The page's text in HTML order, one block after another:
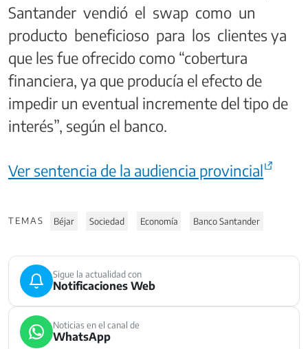
Santander vendió el swap como un
producto beneficioso para los clientes ya
que les fue ofrecido como “cobertura
financiera, ya que producía el efecto de
impedir un eventual incremente del tipo de
interés”, según el banco.
Ver sentencia de la audiencia provincial
TEMAS Béjar Sociedad Economía Banco Santander
Sigue la actualidad con
Notificaciones Web
Noticias en el canal de
WhatsApp